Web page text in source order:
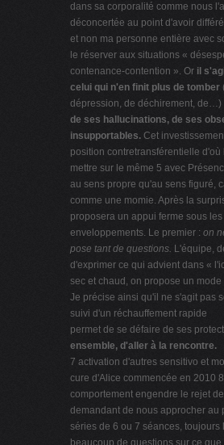
dans sa corporalité comme nous
déconcertée au point d'avoir
et non ma personne entière avec
le réserver aux situations «
contenance-contention ». Or il
celui qui n'en finit plus de tomber
dépression, de déchirement, de…)
de ses hallucinations, de ses
insupportables. Cet
position contretransférentielle
mettre sur le même 5 avec
au sens propre qu'au sens figuré,
comme une momie. Après la
proposera un appui ferme sous
enveloppements. Le premier : on
pose tant de questions. L'équipe,
d'exprimer ce qui advient dans «
sec et chaud, on propose un
Je précise ainsi qu'il ne s'agit pas
suivi d'un réchauffement rapide
permet de se défaire de ses
ensemble, d'aller à la rencontre.
7 activation d'autres sensitivo et
cure d'Alice commencée en 2010
comportement engendre le rejet
demandant de nous approcher au
séries de 6 ou 7 séances,
beaucoup de questions sur ce